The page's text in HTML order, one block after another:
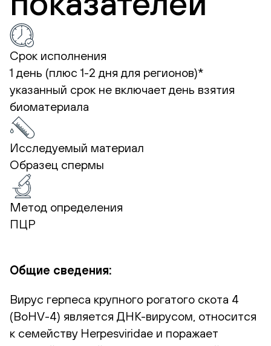
Срок исполнения
1 день (плюс 1-2 дня для регионов)*
указанный срок не включает день взятия
биоматериала
Исследуемый материал
Образец спермы
Метод определения
ПЦР
Общие сведения:
Вирус герпеса крупного рогатого скота 4
(BoHV-4) является ДНК-вирусом, относится
к семейству Herpesviridae и поражает